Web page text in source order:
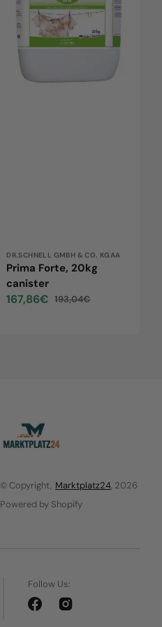
canister
Vendor:
DR.SCHNELL GMBH & CO. KGAA
Prima Forte, 20kg
canister
Sale
167,86€
Regular
193,04€
© Copyright, Marktplatz24, 2026
Powered by Shopify
Follow Us:
FacebookInstagram